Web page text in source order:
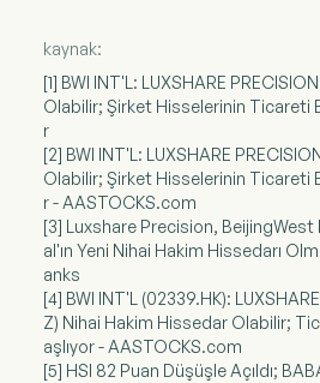
kaynak:
[1] BWI INT'L: LUXSHARE
Olabilir; Şirket Hisselerinin Ticareti
r
[2] BWI INT'L: LUXSHARE
Olabilir; Şirket Hisselerinin Ticareti
r - AASTOCKS.com
[3] Luxshare Precision,
al'ın Yeni Nihai Hakim Hissedarı
anks
[4] BWI INT'L (02339.HK):
Z) Nihai Hakim Hissedar Olabilir;
aşlıyor - AASTOCKS.com
[5] HSI 82 Puan Düşüşle Açıldı;